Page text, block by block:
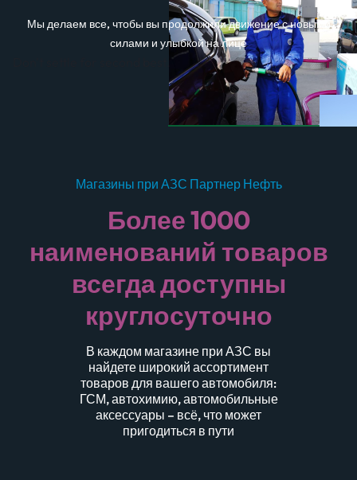
Мы делаем все, чтобы вы продолжили движение с новыми
силами и улыбкой на лице
Магазины при АЗС Партнер Нефть
Более 1000
наименований товаров
всегда доступны
круглосуточно
В каждом магазине при АЗС вы
найдете широкий ассортимент
товаров для вашего автомобиля:
ГСМ, автохимию, автомобильные
аксессуары – всё, что может
пригодиться в пути